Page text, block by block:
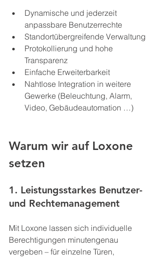
Dynamische und jederzeit
anpassbare Benutzerrechte
Standortübergreifende Verwaltung
Protokollierung und hohe
Transparenz
Einfache Erweiterbarkeit
Nahtlose Integration in weitere
Gewerke (Beleuchtung, Alarm,
Video, Gebäudeautomation …)
Warum wir auf Loxone
setzen
1. Leistungsstarkes Benutzer-
und Rechte­management
Mit Loxone lassen sich individuelle
Berechtigungen minutengenau
vergeben – für einzelne Türen,